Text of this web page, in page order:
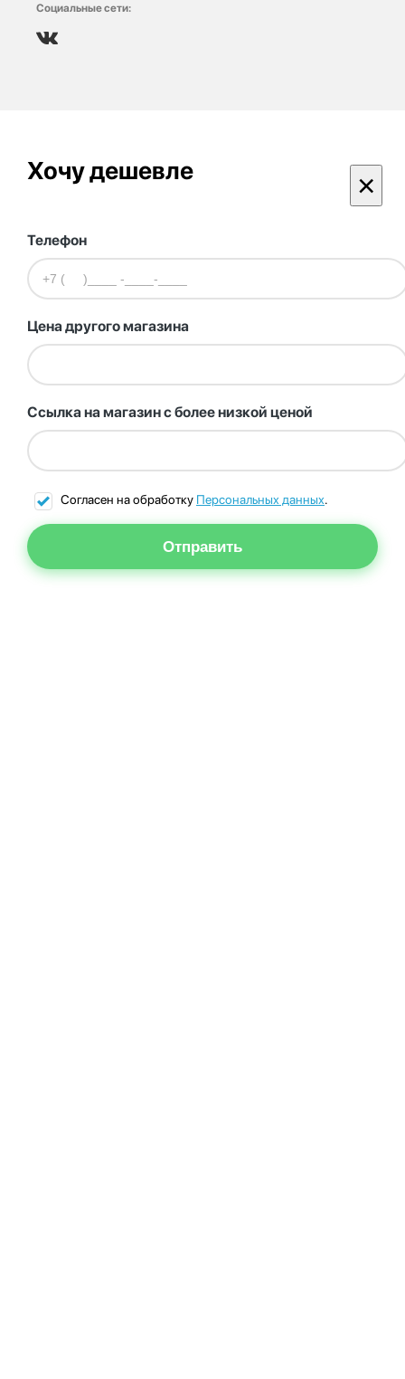
Социальные сети:
Хочу дешевле ×
Телефон
Цена другого магазина
Ссылка на магазин с более низкой ценой
Согласен на обработку Персональных данных.
Отправить